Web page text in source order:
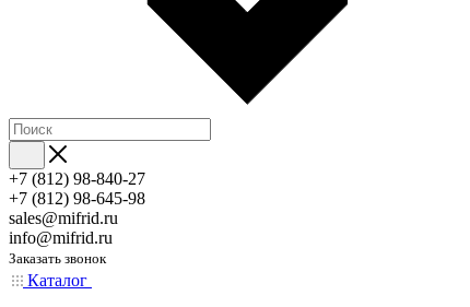
+7 (812) 98-840-27
+7 (812) 98-645-98
sales@mifrid.ru
info@mifrid.ru
Заказать звонок
Каталог